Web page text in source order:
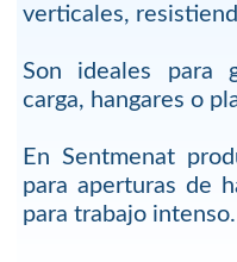
verticales,
Son ideales para
carga, hangares o
En Sentmenat
para aperturas de
para trabajo intenso.